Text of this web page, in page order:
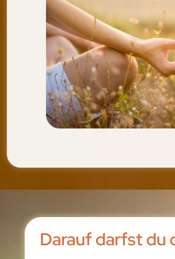
Darauf darfst du